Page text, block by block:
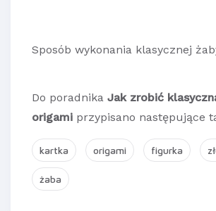
Sposób wykonania klasycznej
Do poradnika Jak zrobić
origami przypisano następujące
kartka origami figurka
żaba